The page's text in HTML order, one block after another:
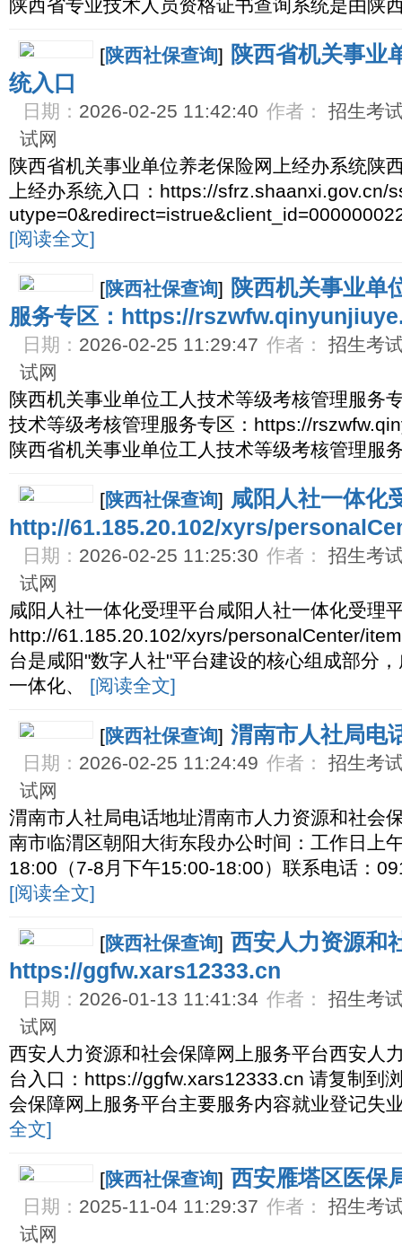
陕西省专业技术人员资格证书查询系统是由陕
[陕西社保查询] 陕西省机关事业
统入口
日期： 2026-02-25 11:42:40 作者：
招生考
试网
陕西省机关事业单位养老保险网上经办系统陕
上经办系统入口：https://sfrz.shaanxi.gov.cn/
[阅读全文]
[陕西社保查询] 陕西机关事业单
服务专区：https://
日期： 2026-02-25 11:29:47 作者：
招生考
试网
陕西机关事业单位工人技术等级考核管理服务
技术等级考核管理服务专区：https://
陕西省机关事业单位工人技术等级考核管理服
[陕西社保查询] 咸阳人社一体化
http://61.185.20.102/xyrs/
日期： 2026-02-25 11:25:30 作者：
招生考
试网
咸阳人社一体化受理平台咸阳人社一体化受理
http://61.185.20.102/xyrs/personalCenter/
台是咸阳"数字人社"平台建设的核心组成部分
一体化、 [阅读全文]
[陕西社保查询] 渭南市人社局电
日期： 2026-02-25 11:24:49 作者：
招生考
试网
渭南市人社局电话地址渭南市人力资源和社会
南市临渭区朝阳大街东段办公时间：工作日上
18:00（7-8月下午15:00-18:00）联系电话：
[阅读全文]
[陕西社保查询] 西安人力资源和
https://ggfw.xars12333.cn
日期： 2026-01-13 11:41:34 作者：
招生考
试网
西安人力资源和社会保障网上服务平台西安人
台入口：https://ggfw.xars12333.cn 请复制到
会保障网上服务平台主要服务内容就业登记失
全文]
[陕西社保查询] 西安雁塔区医保
日期： 2025-11-04 11:29:37 作者：
招生考
试网